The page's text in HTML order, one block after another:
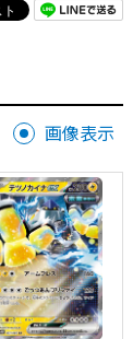
画像表示